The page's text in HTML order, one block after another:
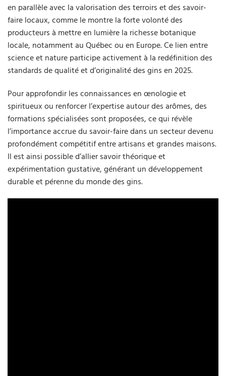
en parallèle avec la valorisation des terroirs et des savoir-
faire locaux, comme le montre la forte volonté des
producteurs à mettre en lumière la richesse botanique
locale, notamment au Québec ou en Europe. Ce lien entre
science et nature participe activement à la redéfinition des
standards de qualité et d’originalité des gins en 2025.
Pour approfondir les connaissances en œnologie et
spiritueux ou renforcer l’expertise autour des arômes, des
formations spécialisées sont proposées, ce qui révèle
l’importance accrue du savoir-faire dans un secteur devenu
profondément compétitif entre artisans et grandes maisons.
Il est ainsi possible d’allier savoir théorique et
expérimentation gustative, générant un développement
durable et pérenne du monde des gins.